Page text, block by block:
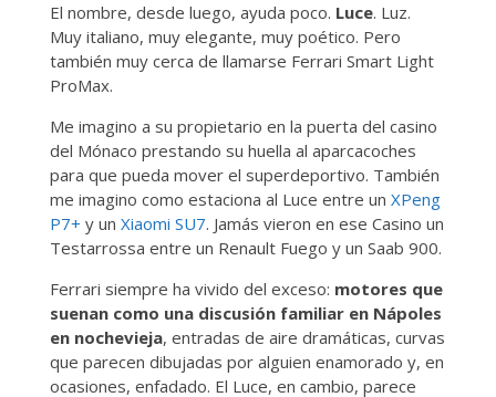
El nombre, desde luego, ayuda poco. Luce. Luz.
Muy italiano, muy elegante, muy poético. Pero
también muy cerca de llamarse Ferrari Smart Light
ProMax.
Me imagino a su propietario en la puerta del casino
del Mónaco prestando su huella al aparcacoches
para que pueda mover el superdeportivo. También
me imagino como estaciona al Luce entre un XPeng
P7+ y un Xiaomi SU7. Jamás vieron en ese Casino un
Testarrossa entre un Renault Fuego y un Saab 900.
Ferrari siempre ha vivido del exceso: motores que
suenan como una discusión familiar en Nápoles
en nochevieja, entradas de aire dramáticas, curvas
que parecen dibujadas por alguien enamorado y, en
ocasiones, enfadado. El Luce, en cambio, parece